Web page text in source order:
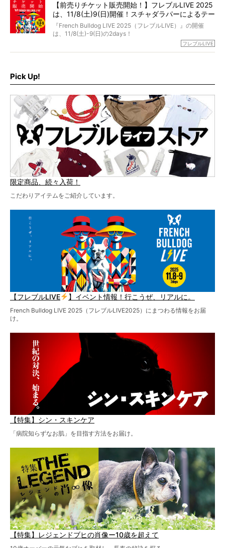
day1の司会はフレブルラバーのロッチさん。day2の音楽フ
ェスには世代ど真ん中のPUFFYが出演するなど、例年以上
に豪華なラインナップ。
北は北海道、南は鹿児島県から。全国のフレンチブルドッ
グが一堂に会した「フレブルLIVE2024」の模様を、詳しく
【前売りチケット販売開始！】フレブルLIVE 2025
は、11/8(土)9(日)開催！スチャダラパーによるテー
マソング制作も決定
『French Bulldog LIVE 2025（フレブルLIVE）』の開催
は、11/8(土)-9(日)の2days！
お得な前売りチケット、いよいよ販売スタートです！
ど、内容盛りだくさんでお送りしていますので、最後まで
お見逃しなく！
フレブルLIVE
Pick Up!
限定商品、続々入荷！
こだわりアイテムをご紹介しています。
【フレブルLIVE 】イベント情報！行こうぜ、リアルに。
French Bulldog LIVE 2025（フレブルLIVE2025）にまつわる情報をお届
け。
【特集】シン・スキンケア
「病院知らずなお肌」を目指す方法をお届け。
【特集】レジェンドブヒの肖像ー10歳を超えて